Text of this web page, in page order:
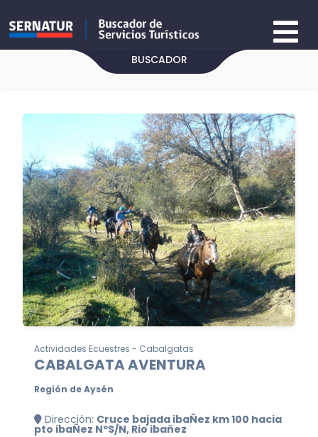
BUSCADOR
Actividades Ecuestres - Cabalgatas
CABALGATA AVENTURA
Región de Aysén
Dirección: Cruce bajada ibaÑez km 100 hacia
pto ibaÑez NºS/N, Rio ibañez